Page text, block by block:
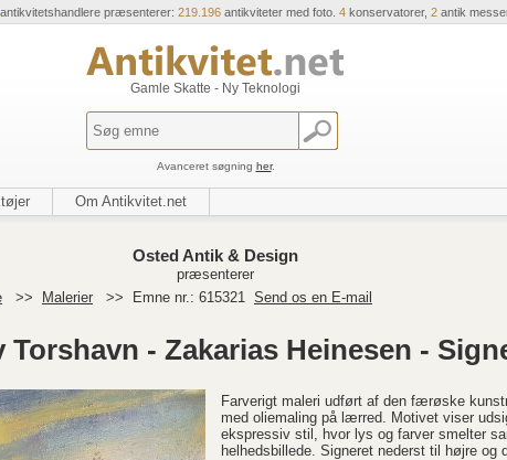
antikvitetshandlere præsenterer: 219.196antikviteter med foto. 4konservatorer, 2antik
Gamle Skatte - Ny Teknologi
Avanceret søgning her.
Om Antikvitet.net
Osted Antik & Design
præsenterer
>> Malerier >> Emne nr.: 615321 Send os en E-mail
- Zakarias Heinesen -
Farverigt maleri udført af den færøske
med oliemaling på lærred. Motivet viser
ekspressiv stil, hvor lys og farver smelter
helhedsbillede. Signeret nederst til højre og